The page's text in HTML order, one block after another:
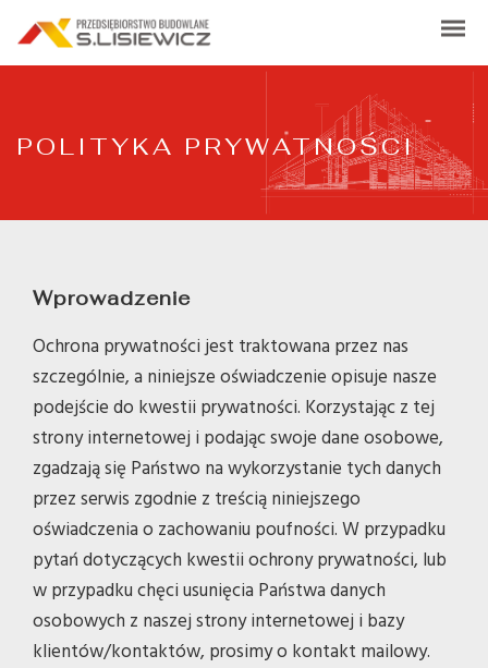
POLITYKA PRYWATNOŚCI
Wprowadzenie
Ochrona prywatności jest traktowana przez nas
szczególnie, a niniejsze oświadczenie opisuje nasze
podejście do kwestii prywatności. Korzystając z tej
strony internetowej i podając swoje dane osobowe,
zgadzają się Państwo na wykorzystanie tych danych
przez serwis zgodnie z treścią niniejszego
oświadczenia o zachowaniu poufności. W przypadku
pytań dotyczących kwestii ochrony prywatności, lub
w przypadku chęci usunięcia Państwa danych
osobowych z naszej strony internetowej i bazy
klientów/kontaktów, prosimy o kontakt mailowy.